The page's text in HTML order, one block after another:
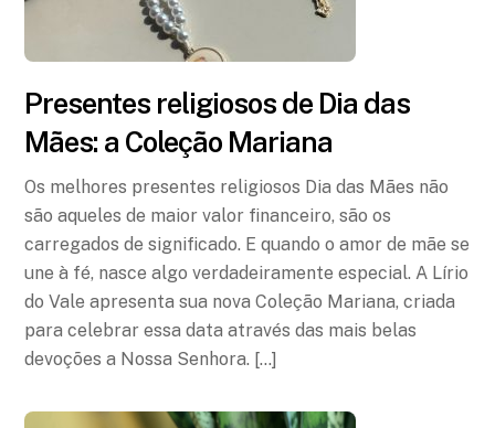
Presentes religiosos de Dia das
Mães: a Coleção Mariana
Os melhores presentes religiosos Dia das Mães não
são aqueles de maior valor financeiro, são os
carregados de significado. E quando o amor de mãe se
une à fé, nasce algo verdadeiramente especial. A Lírio
do Vale apresenta sua nova Coleção Mariana, criada
para celebrar essa data através das mais belas
devoções a Nossa Senhora. […]